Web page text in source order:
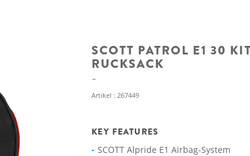
SCOTT PATROL E1 30
RUCKSACK
Artikel : 267449
KEY FEATURES
SCOTT Alpride E1 Airbag-System